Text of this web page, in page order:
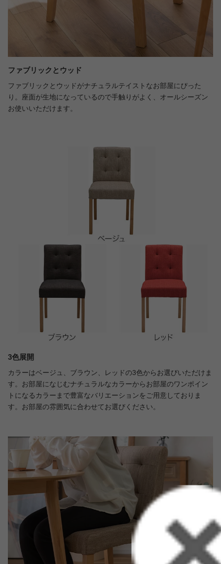
ファブリックとウッド
ファブリックとウッドがナチュラルテイストなお部屋にぴった
り。座面が生地になっているので手触りがよく、オールシーズン
お使いいただけます。
3色展開
カラーはベージュ、ブラウン、レッドの3色からお選びいただけま
す。お部屋になじむナチュラルなカラーからお部屋のワンポイン
トになるカラーまで豊富なバリエーションをご用意しておりま
す。お部屋の雰囲気に合わせてお選びください。